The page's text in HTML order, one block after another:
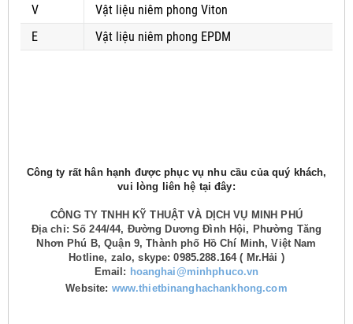
V
Vật liệu niêm phong Viton
E
Vật liệu niêm phong EPDM
Công ty rất hân hạnh được phục vụ nhu cầu của quý khách,
vui lòng liên hệ tại đây:
CÔNG TY TNHH KỸ THUẬT VÀ DỊCH VỤ MINH PHÚ
Địa chỉ: Số 244/44, Đường Dương Đình Hội, Phường Tăng
Nhơn Phú B, Quận 9, Thành phố Hồ Chí Minh, Việt Nam
Hotline, zalo, skype: 0985.288.164 ( Mr.Hải )
Email: hoanghai@minhphuco.vn
Website: www.thietbinanghachankhong.com